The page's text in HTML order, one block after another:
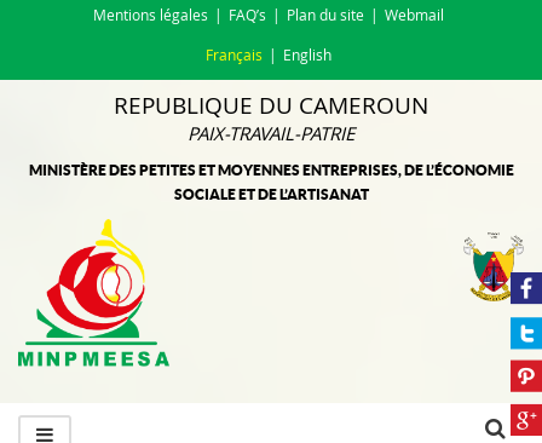
Mentions légales FAQ’s Plan du site Webmail
Français English
REPUBLIQUE DU CAMEROUN
PAIX-TRAVAIL-PATRIE
MINISTÈRE DES PETITES ET MOYENNES ENTREPRISES, DE L’ÉCONOMIE
SOCIALE ET DE L’ARTISANAT